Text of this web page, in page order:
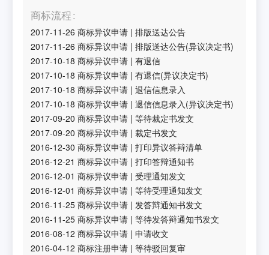
商标流程
2017-11-26 商标异议申请 |排版送达公告
2017-11-26 商标异议申请 |排版送达公告(异议决定书)
2017-10-18 商标异议申请 |有退信
2017-10-18 商标异议申请 |有退信(异议决定书)
2017-10-18 商标异议申请 |退信信息录入
2017-10-18 商标异议申请 |退信信息录入(异议决定书)
2017-09-20 商标异议申请 |等待裁定书发文
2017-09-20 商标异议申请 |裁定书发文
2016-12-30 商标异议申请 |打印异议答辩清单
2016-12-21 商标异议申请 |打印答辩通知书
2016-12-01 商标异议申请 |受理通知发文
2016-12-01 商标异议申请 |等待受理通知发文
2016-11-25 商标异议申请 | 发答辩通知书发文
2016-11-25 商标异议申请 |等待发答辩通知书发文
2016-08-12 商标异议申请 |申请收文
2016-04-12 商标注册申请 |等待驳回复审